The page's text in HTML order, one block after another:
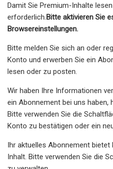
Damit Sie Premium-Inhalte
erforderlich.Bitte aktivieren Sie
Browsereinstellungen.
Bitte melden Sie sich an oder
Konto und erwerben Sie ein
lesen oder zu posten.
Wir haben Ihre Informationen
ein Abonnement bei uns haben,
Bitte verwenden Sie die
Konto zu bestätigen oder ein
Ihr aktuelles Abonnement
Inhalt. Bitte verwenden Sie die